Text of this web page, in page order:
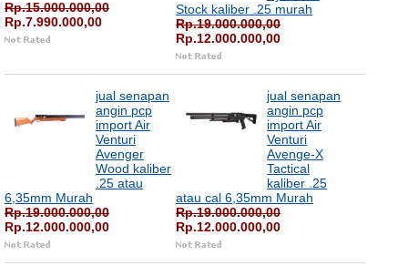
Rp.15.000.000,00
Rp.7.990.000,00
Stock kaliber .25 murah
Rp.19.000.000,00
Rp.12.000.000,00
jual senapan
angin pcp
import Air
Venturi
Avenger
Wood kaliber
.25 atau
6,35mm Murah
Rp.19.000.000,00
Rp.12.000.000,00
jual senapan
angin pcp
import Air
Venturi
Avenge-X
Tactical
kaliber .25
atau cal 6,35mm Murah
Rp.19.000.000,00
Rp.12.000.000,00